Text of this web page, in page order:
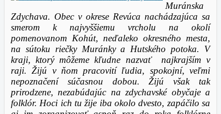
Muránska
Zdychava. Obec v okrese Revúca nachádzajúca sa
smerom k najvyššiemu vrcholu na okolí
pomenovanom Kohút, neďaleko okresného mesta,
na sútoku riečky MuránkyaHutského potoka. V
kraji, ktorý môžeme kľudne nazvať najkrajším v
raji. Žijú v ňom pracovití ľudia, spokojní, veľmi
nepoznačení súčasnou dobou. Žijú však tak
prirodzene, nezabúdajúc na zdychavskéobyčaje a
folklór. Hoci ich tu žije iba okolo dvesto, zapáčilo sa